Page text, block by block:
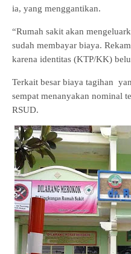
ia, yang menggantikan.
“Rumah sakit akan
sudah membayar biaya.
karena identitas (KTP/KK)
Terkait besar biaya tagihan
sempat menanyakan nominal
RSUD.